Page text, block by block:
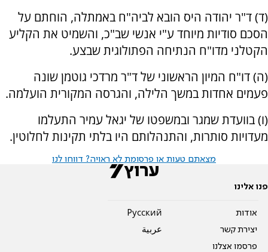
(ד) ד"ר יהודה היס הובא לביה"ח באמתלה, הוחתם על
הסכם סודיות מיוחד ע"י אנשי שב"כ, והשמיט את הקליע
הקטלני מדו"ח הנתיחה הפתולוגית שבצע.
(ה) דו"ח המיון הראשוני של ד"ר מרדכי גוטמן שונה
פעמים אחדות במשך הלילה, והגרסה המקורית הועלמה.
(ו) בוועדת שמגר ובמשפטו של יגאל עמיר התעלמו
מעדויות סותרות, והתנהלותם היו בלתי תקינות לחלוטין.
מצאתם טעות או פרסומת לא ראויה? דווחו לנו
פנו אלינו
אודות
יצירת קשר
פרסמו אצלנו
Pусский
عربية